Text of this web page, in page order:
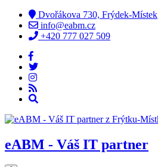
Dvořákova 730, Frýdek-Místek
info@eabm.cz
+420 777 027 509
eABM - Váš IT partner